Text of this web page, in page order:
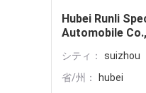
Hubei Runli
Automobile
シティ：
suizhou
省/州：
hubei